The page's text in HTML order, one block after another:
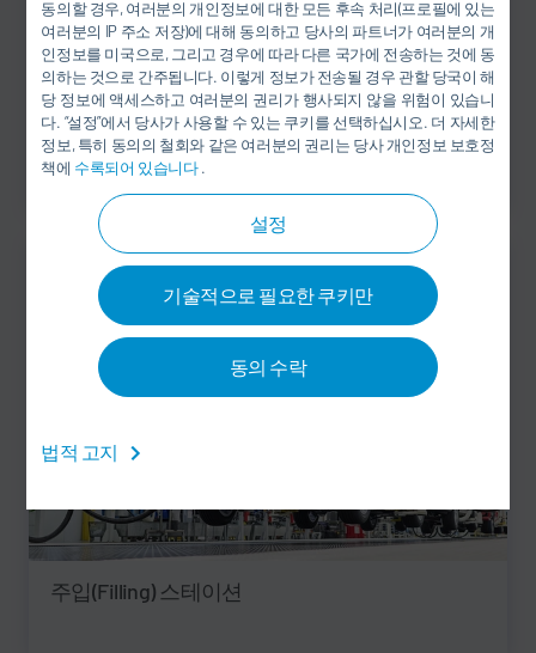
동의할 경우, 여러분의 개인정보에 대한 모든 후속 처리(프로필에 있는
여러분의 IP 주소 저장)에 대해 동의하고 당사의 파트너가 여러분의 개
인정보를 미국으로, 그리고 경우에 따라 다른 국가에 전송하는 것에 동
의하는 것으로 간주됩니다. 이렇게 정보가 전송될 경우 관할 당국이 해
당 정보에 액세스하고 여러분의 권리가 행사되지 않을 위험이 있습니
다. “설정”에서 당사가 사용할 수 있는 쿠키를 선택하십시오. 더 자세한
정보, 특히 동의의 철회와 같은 여러분의 권리는 당사 개인정보 보호정
책에 수록되어 있습니다.
설정
기술적으로 필요한 쿠키만
동의 수락
법적 고지
Final Assembly(의장)
주입(Filling) 스테이션